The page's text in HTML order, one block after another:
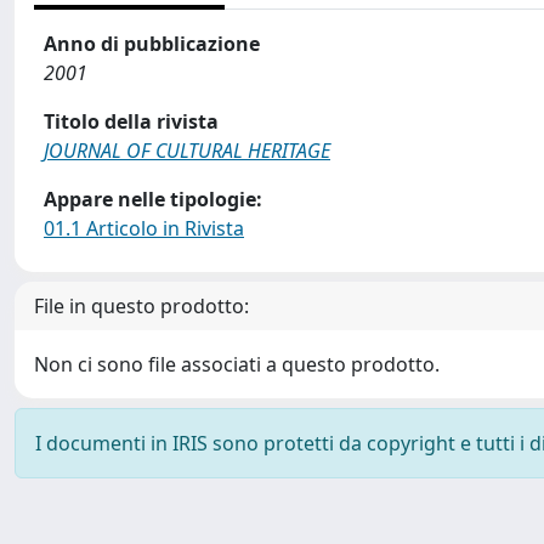
Anno di pubblicazione
2001
Titolo della rivista
JOURNAL OF CULTURAL HERITAGE
Appare nelle tipologie:
01.1 Articolo in Rivista
File in questo prodotto:
Non ci sono file associati a questo prodotto.
I documenti in IRIS sono protetti da copyright e tutti i